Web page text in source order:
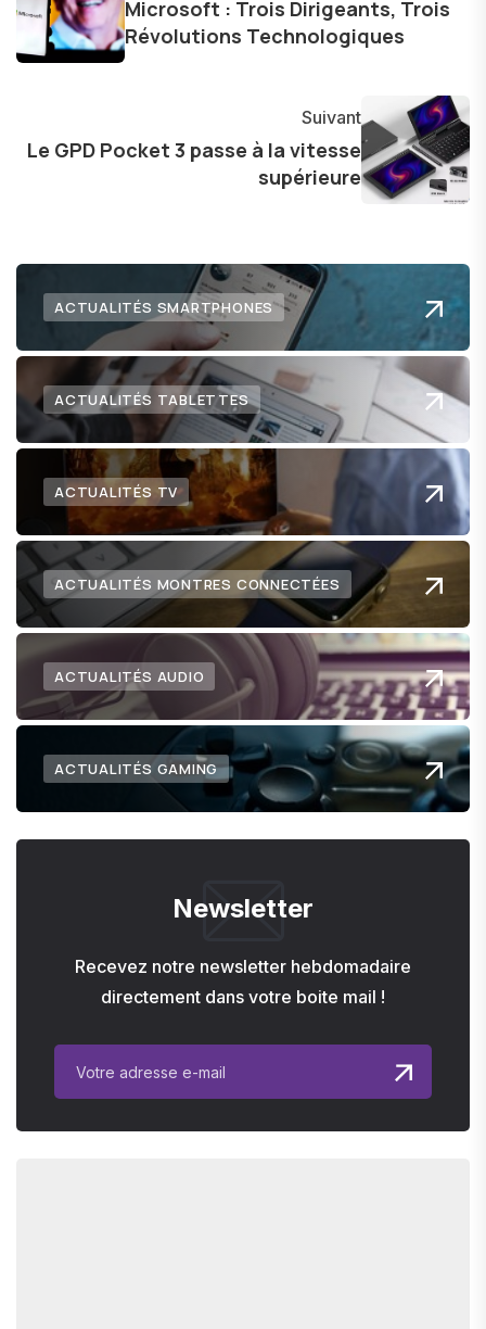
dans le paysage technologique en constante
évolution.
Microsoft : Trois Dirigeants, Trois
Révolutions Technologiques
Suivant
Le GPD Pocket 3 passe à la vitesse
supérieure
ACTUALITÉS SMARTPHONES
ACTUALITÉS TABLETTES
ACTUALITÉS TV
ACTUALITÉS MONTRES CONNECTÉES
ACTUALITÉS AUDIO
ACTUALITÉS GAMING
Newsletter
Recevez notre newsletter hebdomadaire
directement dans votre boite mail !